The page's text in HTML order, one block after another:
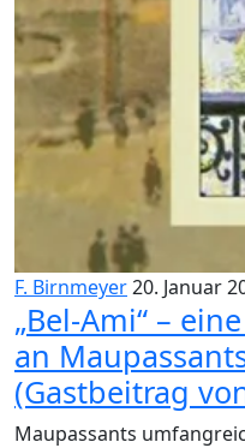
F. Birnmeyer20. Januar
„Bel-Ami“ –
an
(Gastbeitrag
Maupassants